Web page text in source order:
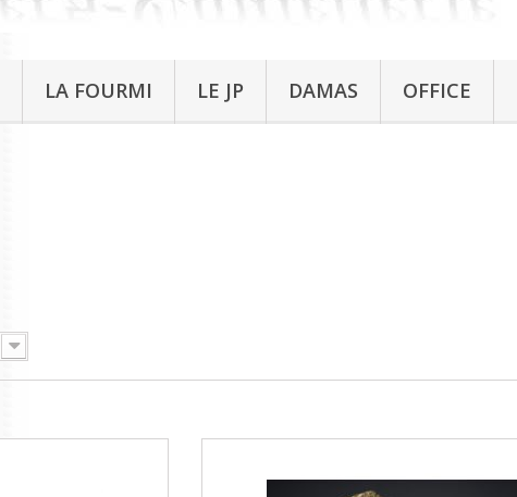
LA FOURMI LE JP DAMAS OFFICE